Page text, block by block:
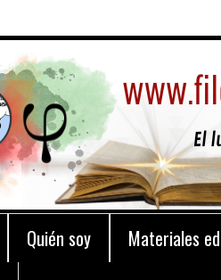
Quién soy
Materiales